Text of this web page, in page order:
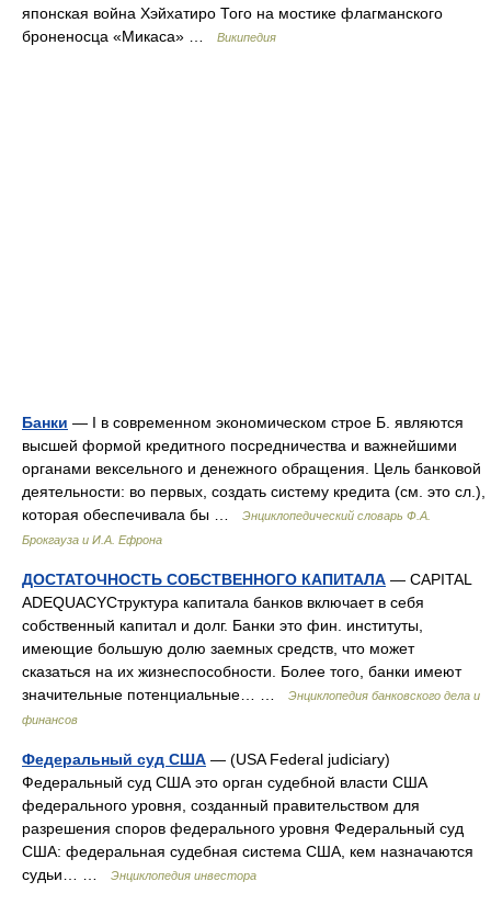
японская война Хэйхатиро Того на мостике флагманского
броненосца «Микаса» …
Википедия
Банки — I в современном экономическом строе Б. являются
высшей формой кредитного посредничества и важнейшими
органами вексельного и денежного обращения. Цель банковой
деятельности: во первых, создать систему кредита (см. это сл.),
которая обеспечивала бы …
Энциклопедический словарь Ф.А.
Брокгауза и И.А. Ефрона
ДОСТАТОЧНОСТЬ СОБСТВЕННОГО КАПИТАЛА — CAPITAL
ADEQUACYСтруктура капитала банков включает в себя
собственный капитал и долг. Банки это фин. институты,
имеющие большую долю заемных средств, что может
сказаться на их жизнеспособности. Более того, банки имеют
значительные потенциальные… …
Энциклопедия банковского дела и
финансов
Федеральный суд США — (USA Federal judiciary)
Федеральный суд США это орган судебной власти США
федерального уровня, созданный правительством для
разрешения споров федерального уровня Федеральный суд
США: федеральная судебная система США, кем назначаются
судьи… …
Энциклопедия инвестора